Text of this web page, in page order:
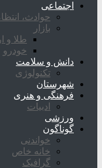
اجتماعی
حوادث،
بازار
طلا و
خودرو
دانش و سلامت
تکنولوژی
شهرستان
فرهنگی و هنری
ادبیات
ورزشی
گوناگون
خواندنی
خانه خاص
گرافیک